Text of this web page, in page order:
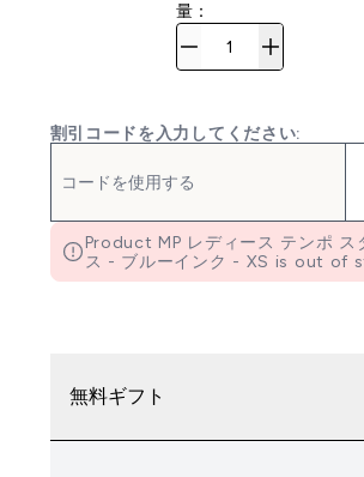
量：
割引コードを入力してください:
Product MP レディース テンポ ス
ス - ブルーインク - XS is out of
無料ギフト